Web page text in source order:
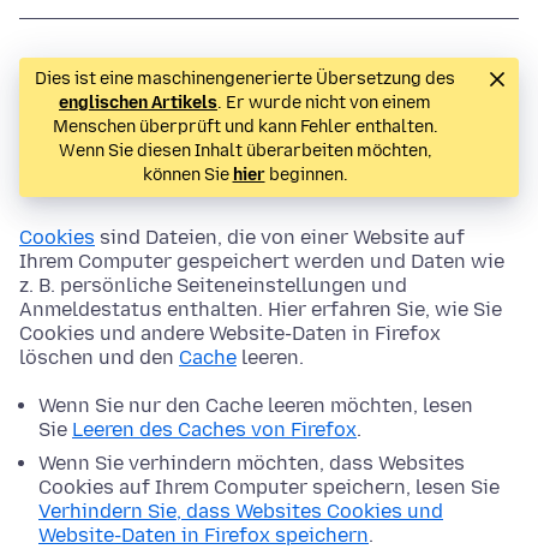
Dies ist eine maschinengenerierte Übersetzung des
englischen Artikels. Er wurde nicht von einem
Menschen überprüft und kann Fehler enthalten.
Wenn Sie diesen Inhalt überarbeiten möchten,
können Sie hierbeginnen.
Cookies sind Dateien, die von einer Website auf
Ihrem Computer gespeichert werden und Daten wie
z. B. persönliche Seiteneinstellungen und
Anmeldestatus enthalten. Hier erfahren Sie, wie Sie
Cookies und andere Website-Daten in Firefox
löschen und den Cache leeren.
Wenn Sie nur den Cache leeren möchten, lesen
Sie Leeren des Caches von Firefox.
Wenn Sie verhindern möchten, dass Websites
Cookies auf Ihrem Computer speichern, lesen Sie
Verhindern Sie, dass Websites Cookies und
Website-Daten in Firefox speichern.